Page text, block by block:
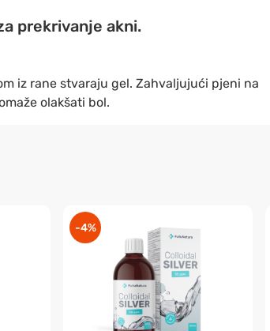
prekrivanje akni.
iz rane stvaraju gel. Zahvaljujući pjeni na
olakšati bol.
-4%